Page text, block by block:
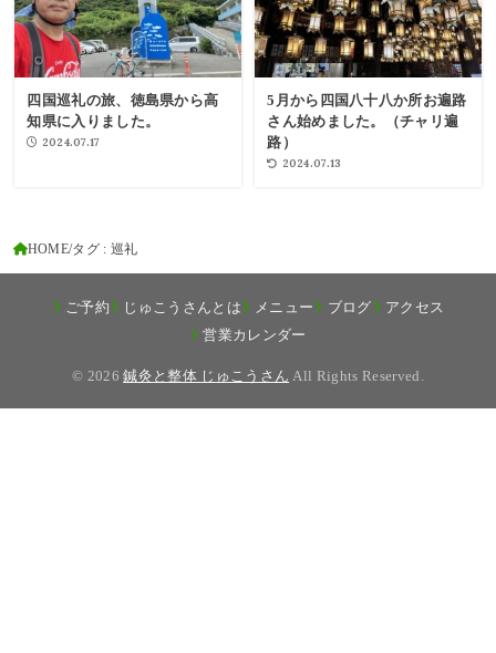
四国巡礼の旅、徳島県から高
知県に入りました。
2024.07.17
5月から四国八十八か所お遍路
さん始めました。（チャリ遍
路）
2024.07.13
HOME タグ : 巡礼
ご予約 じゅこうさんとは メニュー ブログ
アクセス
営業カレンダー
© 2026鍼灸と整体 じゅこうさん All Rights Reserved.